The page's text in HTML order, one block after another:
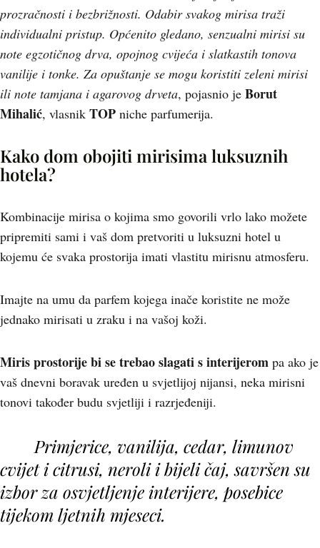
prozračnosti i bezbrižnosti. Odabir svakog mirisa traži
individualni pristup. Općenito gledano, senzualni mirisi su
note egzotičnog drva, opojnog cvijeća i slatkastih tonova
vanilije i tonke. Za opuštanje se mogu koristiti zeleni mirisi
ili note tamjana i agarovog drveta, pojasnio je Borut
Mihalić, vlasnik TOP niche parfumerija.
Kako dom obojiti mirisima luksuznih
hotela?
Kombinacije mirisa o kojima smo govorili vrlo lako možete
pripremiti sami i vaš dom pretvoriti u luksuzni hotel u
kojemu će svaka prostorija imati vlastitu mirisnu atmosferu.
Imajte na umu da parfem kojega inače koristite ne može
jednako mirisati u zraku i na vašoj koži.
Miris prostorije bi se trebao slagati s interijerom pa ako je
vaš dnevni boravak uređen u svjetlijoj nijansi, neka mirisni
tonovi također budu svjetliji i razrjeđeniji.
Primjerice, vanilija, cedar, limunov
cvijet i citrusi, neroli i bijeli čaj, savršen su
izbor za osvjetljenje interijere, posebice
tijekom ljetnih mjeseci.